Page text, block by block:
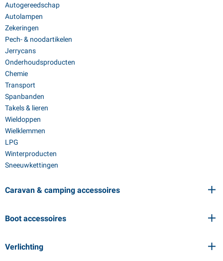
Autogereedschap
Autolampen
Zekeringen
Pech- & noodartikelen
Jerrycans
Onderhoudsproducten
Chemie
Transport
Spanbanden
Takels & lieren
Wieldoppen
Wielklemmen
LPG
Winterproducten
Sneeuwkettingen
Caravan & camping accessoires
Boot accessoires
Verlichting